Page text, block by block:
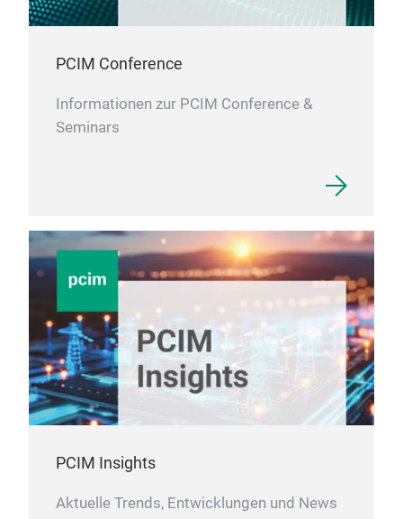
PCIM Conference
Informationen zur PCIM Conference &
Seminars
PCIM Insights
Aktuelle Trends, Entwicklungen und News